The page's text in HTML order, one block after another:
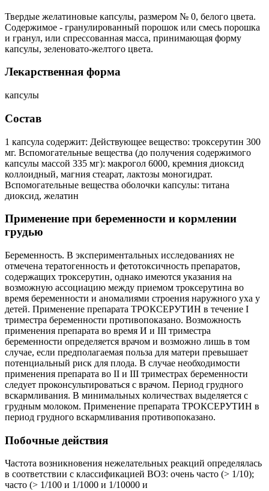
Твердые желатиновые капсулы, размером № 0, белого цвета.
Содержимое - гранулированный порошок или смесь порошка
и гранул, или спрессованная масса, принимающая форму
капсулы, зеленовато-желтого цвета.
Лекарственная форма
капсулы
Состав
1 капсула содержит: Действующее вещество: троксерутин 300
мг. Вспомогательные вещества (до получения содержимого
капсулы массой 335 мг): макрогол 6000, кремния диоксид
коллоидный, магния стеарат, лактозы моногидрат.
Вспомогательные вещества оболочки капсулы: титана
диоксид, желатин
Применение при беременности и кормлении
грудью
Беременность. В экспериментальных исследованиях не
отмечена тератогенность и фетотоксичность препаратов,
содержащих троксерутин, однако имеются указания на
возможную ассоциацию между приемом троксерутина во
время беременности и аномалиями строения наружного уха у
детей. Применение препарата ТРОКСЕРУТИН в течение I
триместра беременности противопоказано. Возможность
применения препарата во время И и III триместра
беременности определяется врачом и возможно лишь в том
случае, если предполагаемая польза для матери превышает
потенциальный риск для плода. В случае необходимости
применения препарата во II и III триместрах беременности
следует проконсультироваться с врачом. Период грудного
вскармливания. В минимальных количествах выделяется с
грудным молоком. Применение препарата ТРОКСЕРУТИН в
период грудного вскармливания противопоказано.
Побочные действия
Частота возникновения нежелательных реакций определялась
в соответствии с классификацией ВОЗ: очень часто (> 1/10);
часто (> 1/100 и 1/1000 и 1/10000 и